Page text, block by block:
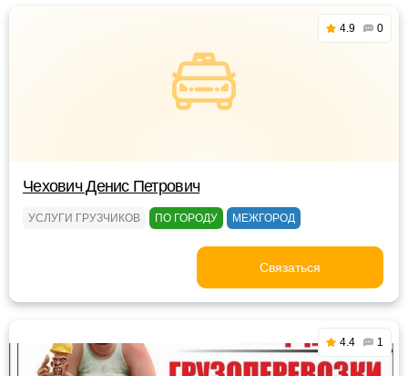
4.9 0
Чехович Денис Петрович
УСЛУГИ ГРУЗЧИКОВ ПО ГОРОДУ МЕЖГОРОД
Связаться
4.4 1